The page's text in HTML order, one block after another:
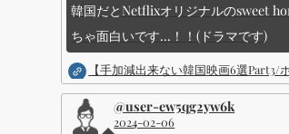
韓国だとNetflixオリジナルのsweet
ちゃ面白いです...！！(ドラマです)
【手加減出来ない韓国映画6選
@user-ew5qg2yw6k
2024-02-06